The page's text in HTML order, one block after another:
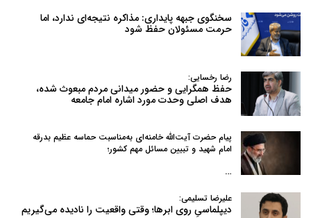
سخنگوی جبهه پایداری: مذاکره نتیجه‌ای ندارد، اما
حرمت مسئولان حفظ شود
رضا رخسایی:
حفظ همگرایی و حضور میدانی مردم مبعوث شده،
هدف اصلی وحدت مورد اشاره امام جامعه
پیام حضرت آیت‌الله خامنه‌ای به‌مناسبت حماسه عظیم بدرقه
امام شهید و تبیین مسائل مهم کشور؛
…
علیرضا تسلیمی:
دیپلماسیِ روی ابرها؛ وقتی واقعیت را نادیده می‌گیریم